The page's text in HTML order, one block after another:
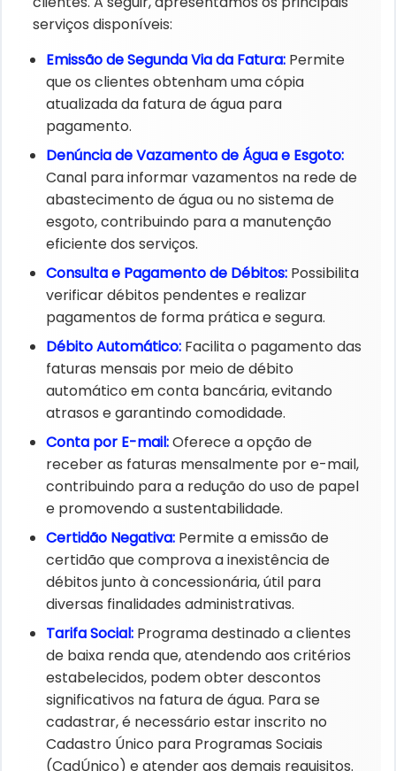
serviços disponíveis:​
Emissão de Segunda Via da Fatura:​ Permite
que os clientes obtenham uma cópia
atualizada da fatura de água para
pagamento. ​
Denúncia de Vazamento de Água e Esgoto:​
Canal para informar vazamentos na rede de
abastecimento de água ou no sistema de
esgoto, contribuindo para a manutenção
eficiente dos serviços. ​
Consulta e Pagamento de Débitos:​ Possibilita
verificar débitos pendentes e realizar
pagamentos de forma prática e segura.​
Débito Automático:​ Facilita o pagamento das
faturas mensais por meio de débito
automático em conta bancária, evitando
atrasos e garantindo comodidade.​
Conta por E-mail:​Oferece a opção de
receber as faturas mensalmente por e-mail,
contribuindo para a redução do uso de papel
e promovendo a sustentabilidade.​
Certidão Negativa:​ Permite a emissão de
certidão que comprova a inexistência de
débitos junto à concessionária, útil para
diversas finalidades administrativas.​
Tarifa Social:​ Programa destinado a clientes
de baixa renda que, atendendo aos critérios
estabelecidos, podem obter descontos
significativos na fatura de água. Para se
cadastrar, é necessário estar inscrito no
Cadastro Único para Programas Sociais
(CadÚnico) e atender aos demais requisitos. ​